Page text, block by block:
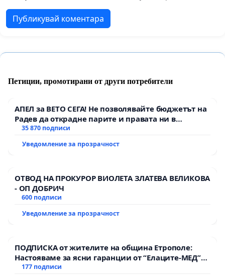
Публикувай коментара
Петиции, промотирани от други потребители
АПЕЛ за ВЕТО СЕГА! Не позволявайте бюджетът на
Радев да открадне парите и правата ни в
тъмното
35 870 подписи
Уведомление за прозрачност
ОТВОД НА ПРОКУРОР ВИОЛЕТА ЗЛАТЕВА ВЕЛИКОВА
- ОП ДОБРИЧ
600 подписи
Уведомление за прозрачност
ПОДПИСКА от жителите на община Етрополе:
Настояваме за ясни гаранции от “Елаците-МЕД”
АД и от държавата, че ще се изпълнят всички
177 подписи